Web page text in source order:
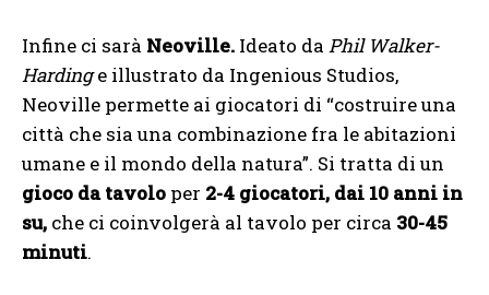
Infine ci sarà Neoville. Ideato da Phil Walker-
Hardinge illustrato da Ingenious Studios,
Neoville permette ai giocatori di “costruire una
città che sia una combinazione fra le abitazioni
umane e il mondo della natura”. Si tratta di un
gioco da tavolo per 2-4 giocatori, dai 10 anni in
su, che ci coinvolgerà al tavolo per circa 30-45
minuti.